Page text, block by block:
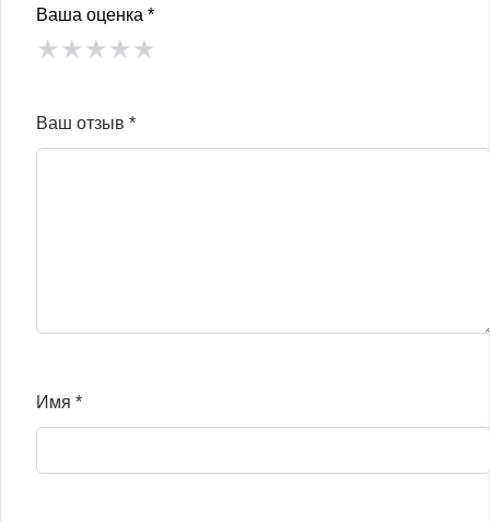
Ваша оценка *
★★★★★
Ваш отзыв *
Имя *